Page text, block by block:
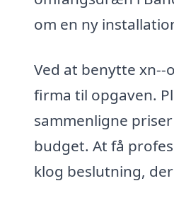
om en ny
Ved at benytte
firma til opgaven.
sammenligne
budget. At få
klog beslutning,